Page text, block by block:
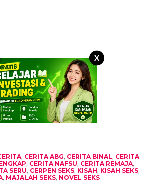
X
, CERITA ABG, CERITA BINAL, CERITA
, CERITA NAFSU, CERITA REMAJA,
SERU, CERPEN SEKS, KISAH, KISAH SEKS,
, MAJALAH SEKS, NOVEL SEKS